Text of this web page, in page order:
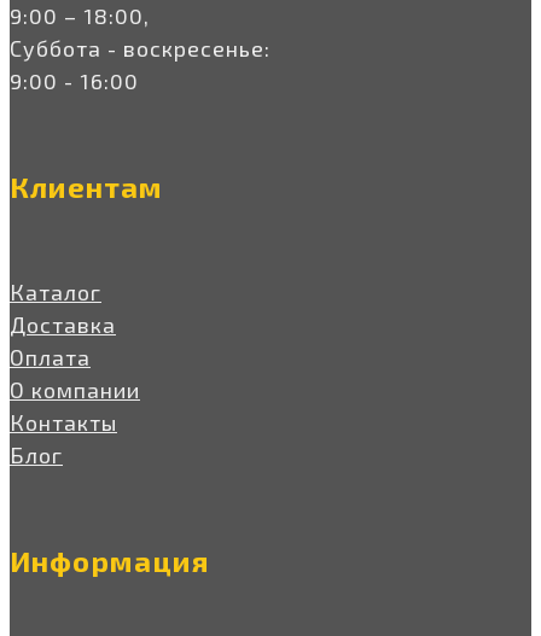
9:00 – 18:00,
Суббота - воскресенье:
9:00 - 16:00
Клиентам
Каталог
Доставка
Оплата
О компании
Контакты
Блог
Информация